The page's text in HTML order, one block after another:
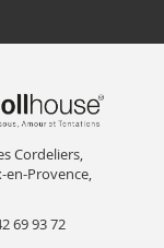
Cordeliers,
en-Provence,
69 93 72